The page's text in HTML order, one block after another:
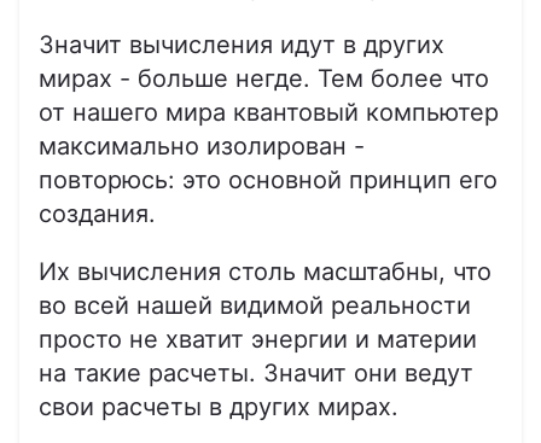
Значит вычисления идут в других
мирах - больше негде. Тем более что
от нашего мира квантовый компьютер
максимально изолирован -
повторюсь: это основной принцип его
создания.
Их вычисления столь масштабны, что
во всей нашей видимой реальности
просто не хватит энергии и материи
на такие расчеты. Значит они ведут
свои расчеты в других мирах.